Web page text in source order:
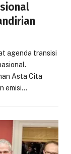
agenda transisi
Asta Cita
emisi…